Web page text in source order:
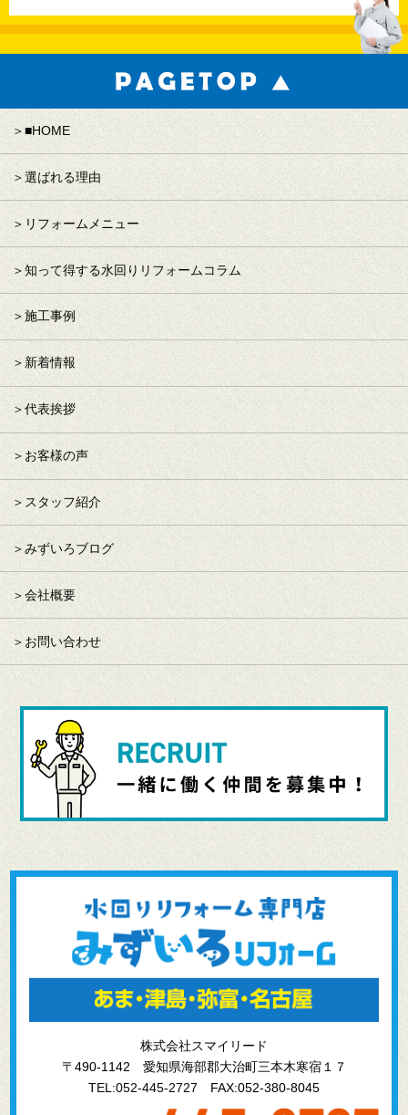
■HOME
選ばれる理由
リフォームメニュー
知って得する水回りリフォームコラム
施工事例
新着情報
代表挨拶
お客様の声
スタッフ紹介
みずいろブログ
会社概要
お問い合わせ
株式会社スマイリード
〒490-1142 愛知県海部郡大治町三本木寒宿１７
TEL:052-445-2727 FAX:052-380-8045